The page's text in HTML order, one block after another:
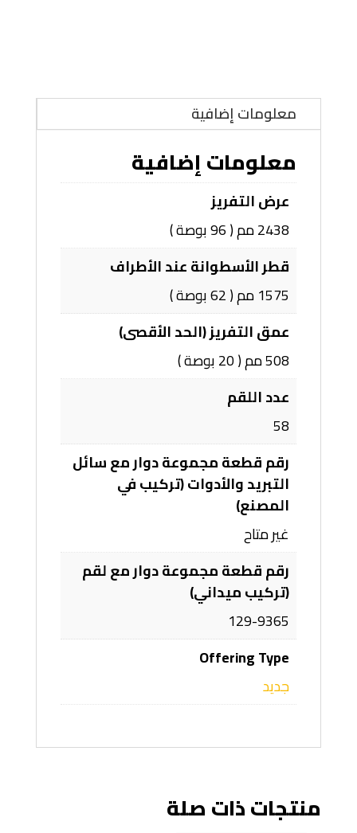
معلومات إضافية
معلومات إضافية
عرض التفريز
2438 مم ( 96 بوصة )
قطر الأسطوانة عند الأطراف
1575 مم ( 62 بوصة )
عمق التفريز (الحد الأقصى)
508 مم ( 20 بوصة )
عدد اللقم
58
رقم قطعة مجموعة دوار مع سائل
التبريد والأدوات (تركيب في
المصنع)
غير متاح
رقم قطعة مجموعة دوار مع لقم
(تركيب ميداني)
129-9365
Offering Type
جديد
منتجات ذات صلة